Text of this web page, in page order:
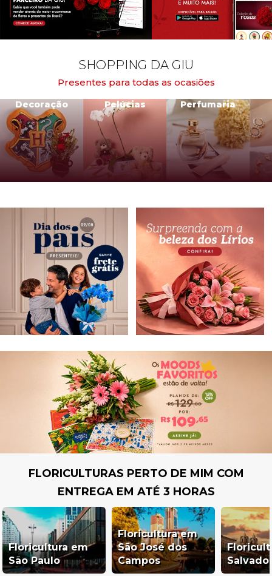
SHOPPING DA GIU
Presentes para todas as ocasiões
Decoração Pelúcias Perfumaria
FLORICULTURAS PERTO DE MIM COM
ENTREGA EM ATÉ 3 HORAS
Floricultura em
São Paulo
Floricultura em
São José dos
Campos